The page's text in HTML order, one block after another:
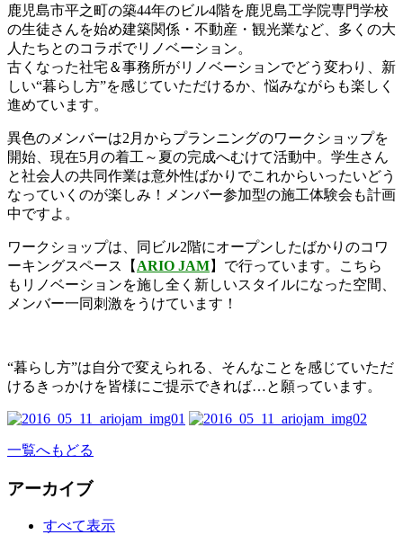
鹿児島市平之町の築44年のビル4階を鹿児島工学院専門学校
の生徒さんを始め建築関係・不動産・観光業など、多くの大
人たちとのコラボでリノベーション。
古くなった社宅＆事務所がリノベーションでどう変わり、新
しい“暮らし方”を感じていただけるか、悩みながらも楽しく
進めています。
異色のメンバーは2月からプランニングのワークショップを
開始、現在5月の着工～夏の完成へむけて活動中。学生さん
と社会人の共同作業は意外性ばかりでこれからいったいどう
なっていくのが楽しみ！メンバー参加型の施工体験会も計画
中ですよ。
ワークショップは、同ビル2階にオープンしたばかりのコワ
ーキングスペース【 ARIO JAM】で行っています。こちら
もリノベーションを施し全く新しいスタイルになった空間、
メンバー一同刺激をうけています！
“暮らし方”は自分で変えられる、そんなことを感じていただ
けるきっかけを皆様にご提示できれば…と願っています。
一覧へもどる
アーカイブ
すべて表示